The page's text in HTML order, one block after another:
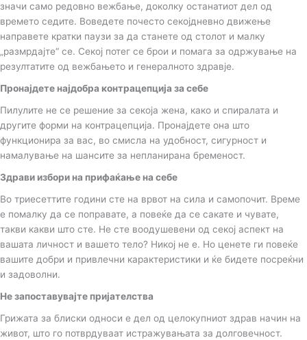
значи само редовно вежбање, доколку останатиот дел од
времето седите. Воведете почесто секојдневно движење
направете кратки паузи за да станете од столот и малку
„размрдајте“ се. Секој потег се брои и помага за одржување на
резултатите од вежбањето и генералното здравје.
Пронајдете најдобра контрацепција за себе
Пилулите не се решение за секоја жена, како и спиралата и
другите форми на контрацепција. Пронајдете она што
функционира за вас, во смисла на удобност, сигурност и
намалување на шансите за непланирана бременост.
Здрави избори на прифаќање на себе
Во триесеттите години сте на врвот на сила и самопочит. Време
е помалку да се поправате, а повеќе да се сакате и чувате,
такви какви што сте. Не сте воодушевени од секој аспект на
вашата личност и вашето тело? Никој не е. Но ценете ги повеќе
вашите добри и привлечни карактеристики и ќе бидете посреќни
и задоволни.
Не запоставувајте пријателства
Грижата за блиски односи е дел од целокупниот здрав начин на
живот, што го потврдуваат истражувањата за долговечност.